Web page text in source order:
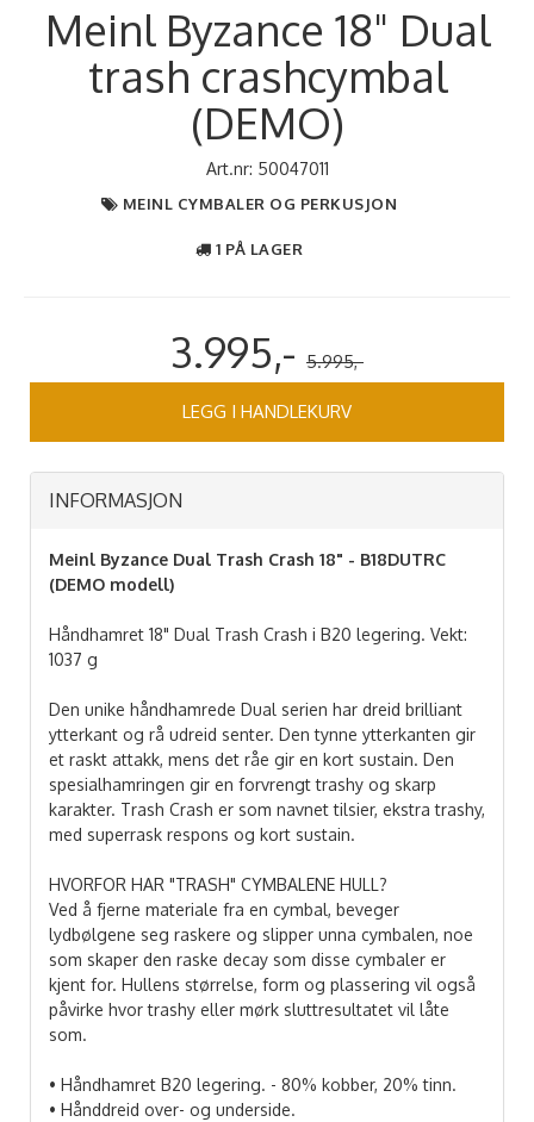
Meinl Byzance 18" Dual
trash crashcymbal
(DEMO)
Art.nr: 50047011
MEINL CYMBALER OG PERKUSJON
1 PÅ LAGER
3.995,- 5.995,-
LEGG I HANDLEKURV
INFORMASJON
Meinl Byzance Dual Trash Crash 18" - B18DUTRC
(DEMO modell)
Håndhamret 18" Dual Trash Crash i B20 legering. Vekt:
1037 g
Den unike håndhamrede Dual serien har dreid brilliant
ytterkant og rå udreid senter. Den tynne ytterkanten gir
et raskt attakk, mens det råe gir en kort sustain. Den
spesialhamringen gir en forvrengt trashy og skarp
karakter. Trash Crash er som navnet tilsier, ekstra trashy,
med superrask respons og kort sustain.
HVORFOR HAR "TRASH" CYMBALENE HULL?
Ved å fjerne materiale fra en cymbal, beveger
lydbølgene seg raskere og slipper unna cymbalen, noe
som skaper den raske decay som disse cymbaler er
kjent for. Hullens størrelse, form og plassering vil også
påvirke hvor trashy eller mørk sluttresultatet vil låte
som.
• Håndhamret B20 legering. - 80% kobber, 20% tinn.
• Hånddreid over- og underside.